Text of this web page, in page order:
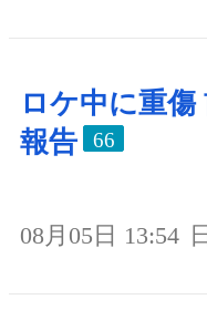
ロケ中に重傷
報告
66
08月05日 13:54